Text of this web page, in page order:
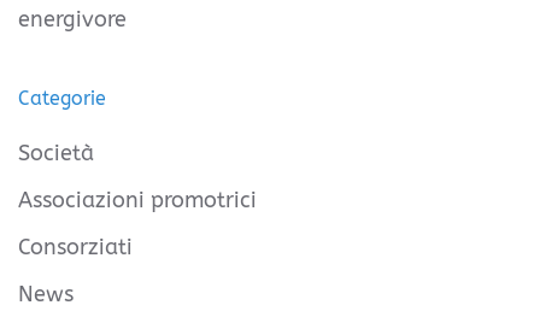
energivore
Categorie
Società
Associazioni promotrici
Consorziati
News